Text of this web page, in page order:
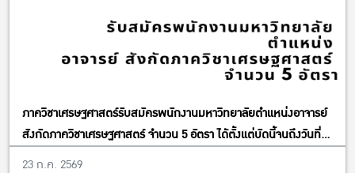
ภาควิชาเศรษฐศาสตร์รับสมัครพนักงานมหาวิทยาลัยตำแหน่งอาจารย์
สังกัดภาควิชาเศรษฐศาสตร์ จำนวน 5 อัตรา ได้ตั้งแต่บัดนี้จนถึงวันที่
13 พฤศจิกายน พ.ศ. 2569
23 ก.ค. 2569